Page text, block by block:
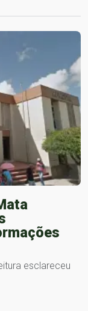
esclareceu